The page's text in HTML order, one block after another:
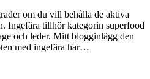
om du vill behålla de aktiva
Ingefära tillhör kategorin superfood
och leder. Mitt blogginlägg den
med ingefära har…